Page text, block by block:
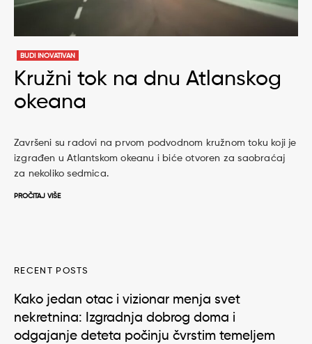
BUDI INOVATIVAN
Kružni tok na dnu Atlanskog
okeana
Završeni su radovi na prvom podvodnom kružnom toku koji je
izgrađen u Atlantskom okeanu i biće otvoren za saobraćaj
za nekoliko sedmica.
PROČITAJ VIŠE
RECENT POSTS
Kako jedan otac i vizionar menja svet
nekretnina: Izgradnja dobrog doma i
odgajanje deteta počinju čvrstim temeljem